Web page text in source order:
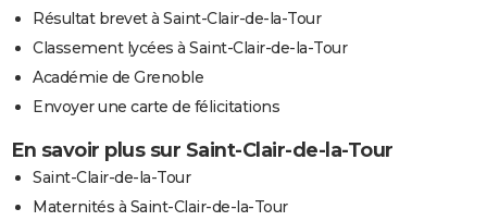
Résultat brevet à Saint-Clair-de-la-Tour
Classement lycées à Saint-Clair-de-la-Tour
Académie de Grenoble
Envoyer une carte de félicitations
En savoir plus sur Saint-Clair-de-la-Tour
Saint-Clair-de-la-Tour
Maternités à Saint-Clair-de-la-Tour